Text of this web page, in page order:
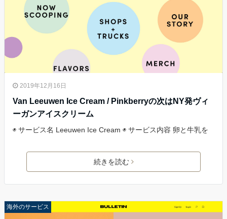
2019年12月16日
Van Leeuwen Ice Cream / Pinkberryの次はNY発ヴィ
ーガンアイスクリーム
◉ サービス名 Leeuwen Ice Cream ◉ サービス内容 卵と牛乳を
続きを読む
海外のサービス